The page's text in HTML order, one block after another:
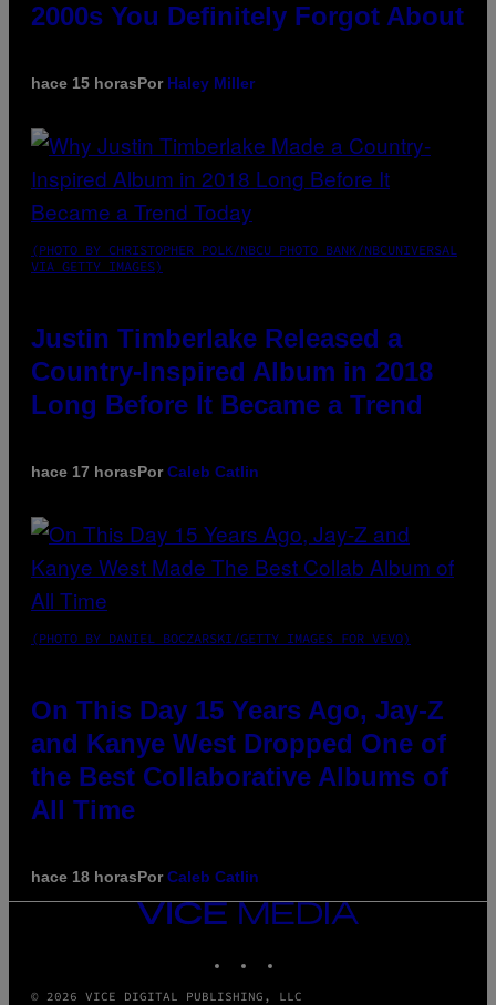
2000s You Definitely Forgot About
hace 15 horasPor Haley Miller
(PHOTO BY CHRISTOPHER POLK/NBCU PHOTO BANK/NBCUNIVERSAL
VIA GETTY IMAGES)
Justin Timberlake Released a
Country-Inspired Album in 2018
Long Before It Became a Trend
hace 17 horasPorCaleb Catlin
(PHOTO BY DANIEL BOCZARSKI/GETTY IMAGES FOR VEVO)
On This Day 15 Years Ago, Jay-Z
and Kanye West Dropped One of
the Best Collaborative Albums of
All Time
hace 18 horasPorCaleb Catlin
VICE
MEDIA
© 2026 VICE DIGITAL PUBLISHING, LLC